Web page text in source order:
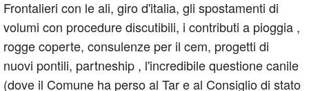
Frontalieri con le ali, giro d'italia, gli spostamenti di
volumi con procedure discutibili, i contributi a pioggia ,
rogge coperte, consulenze per il cem, progetti di
nuovi pontili, partneship , l'incredibile questione canile
(dove il Comune ha perso al Tar e al Consiglio di stato